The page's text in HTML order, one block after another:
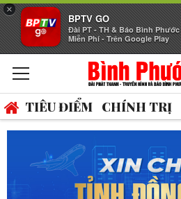
×
BPTV GO
Đài PT - TH & Báo Bình Phước
Miễn Phí - Trên Google Play
TIÊU ĐIỂM CHÍNH TRỊ